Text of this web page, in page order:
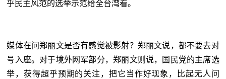
乎民主风范的选举示范给全台湾看。
媒体在问郑丽文是否有感觉被影射？郑丽文说，都不要去对
号入座。对于境外网军部分，郑丽文则说，国民党的主席选
举，获得超乎预期的关注，把它当作好现象，比起无人问